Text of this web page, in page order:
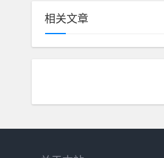
相关文章